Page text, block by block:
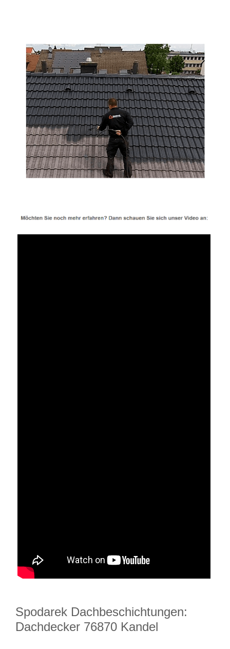
Spodarek Dachbeschichtungen:
Dachdecker 76870 Kandel